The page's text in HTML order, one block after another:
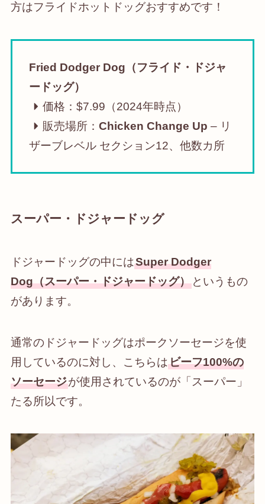
方はフライドホットドッグおすすめです！
Fried Dodger Dog（フライド・ドジャ
ードッグ）
価格：$7.99（2024年時点）
販売場所： Chicken Change Up – リ
ザーブレベル セクション12、他数カ所
スーパー・ドジャードッグ
ドジャードッグの中にはSuper Dodger
Dog（スーパー・ドジャードッグ）というもの
があります。
通常のドジャードッグはポークソーセージを使
用しているのに対し、こちらはビーフ100%の
ソーセージが使用されているのが「スーパー」
たる所以です。